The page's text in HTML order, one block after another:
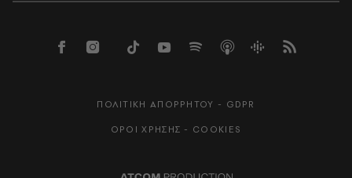
ΠΟΛΙΤΙΚΗ ΑΠΟΡΡΗΤΟΥ - GDPR
ΟΡΟΙ ΧΡΗΣΗΣ - COOKIES